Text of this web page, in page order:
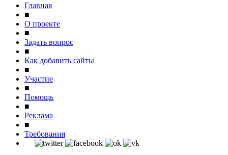
Главная
■
О проекте
■
Задать вопрос
■
Как добавить сайты
■
Участие
■
Помощь
■
Реклама
■
Требования